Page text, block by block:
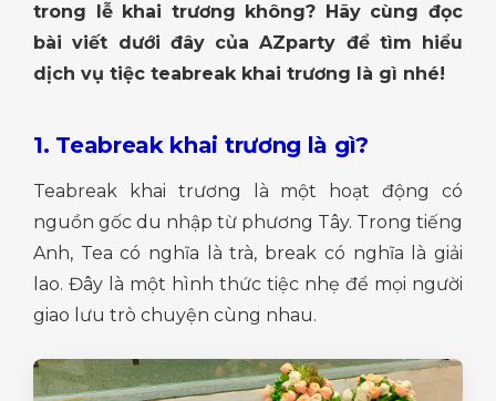
trong lễ khai trương không? Hãy cùng đọc
bài viết dưới đây của AZparty để tìm hiểu
dịch vụ tiệc teabreak khai trương là gì nhé!
1. Teabreak khai trương là gì?
Teabreak khai trương là một hoạt động có
nguồn gốc du nhập từ phương Tây. Trong tiếng
Anh, Tea có nghĩa là trà, break có nghĩa là giải
lao. Đây là một hình thức tiệc nhẹ để mọi người
giao lưu trò chuyện cùng nhau.